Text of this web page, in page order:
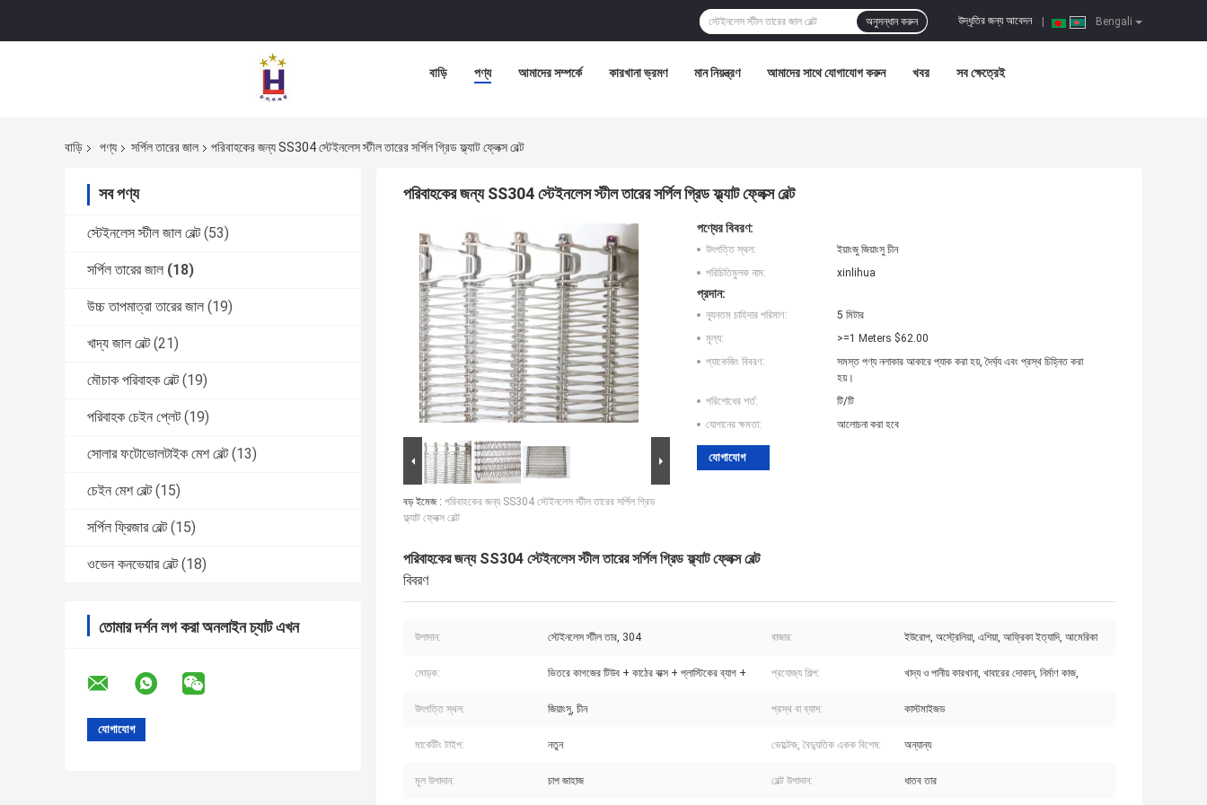
Bengali
উদ্ধৃতির জন্য আবেদন
অনুসন্ধান করুন
বাড়ি পণ্য আমাদের সম্পর্কে কারখানা ভ্রমণ মান নিয়ন্ত্রণ আমাদের সাথে যোগাযোগ করুন খবর সব ক্ষেত্রেই
বাড়ি পণ্য সর্পিল তারের জাল পরিবাহকের জন্য SS304 স্টেইনলেস স্টীল তারের সর্পিল গ্রিড ফ্ল্যাট ফ্লেক্স বেল্ট
সব পণ্য
স্টেইনলেস স্টীল জাল বেল্ট (53)
সর্পিল তারের জাল (18)
উচ্চ তাপমাত্রা তারের জাল (19)
খাদ্য জাল বেল্ট (21)
মৌচাক পরিবাহক বেল্ট (19)
পরিবাহক চেইন প্লেট (19)
সোলার ফটোভোলটাইক মেশ বেল্ট (13)
চেইন মেশ বেল্ট (15)
সর্পিল ফ্রিজার বেল্ট (15)
ওভেন কনভেয়ার বেল্ট (18)
তোমার দর্শন লগ করা অনলাইন চ্যাট এখন
পরিবাহকের জন্য SS304 স্টেইনলেস স্টীল তারের সর্পিল গ্রিড ফ্ল্যাট ফ্লেক্স বেল্ট
বড় ইমেজ : পরিবাহকের জন্য SS304 স্টেইনলেস স্টীল তারের সর্পিল গ্রিড
ফ্ল্যাট ফ্লেক্স বেল্ট
পণ্যের বিবরণ:
উৎপত্তি স্থল:
ইয়াংজু জিয়াংসু চীন
পরিচিতিমুলক নাম:
xinlihua
প্রদান:
ন্যূনতম চাহিদার পরিমাণ:
5 মিটার
মূল্য:
>=1 Meters $62.00
প্যাকেজিং বিবরণ:
সমস্ত পণ্য নলাকার আকারে প্যাক করা হয়, দৈর্ঘ্য এবং প্রস্থ চিহ্নিত করা
হয়।
পরিশোধের শর্ত:
টি/টি
যোগানের ক্ষমতা:
আলোচনা করা হবে
যোগাযোগ
পরিবাহকের জন্য SS304 স্টেইনলেস স্টীল তারের সর্পিল গ্রিড ফ্ল্যাট ফ্লেক্স বেল্ট
বিবরণ
উপাদান: স্টেইনলেস স্টীল তার, 304 বাজার: ইউরোপ, অস্ট্রেলিয়া, এশিয়া, আফ্রিকা ইত্যাদি, আমেরিকা
মোড়ক: ভিতরে কাগজের টিউব + কাঠের বাক্স + প্লাস্টিকের ব্যাগ + প্রযোজ্য শিল্প: খাদ্য ও পানীয় কারখানা, খাবারের দোকান, নির্মাণ কাজ,
উৎপত্তি স্থল: জিয়াংসু, চীন প্রস্থ বা ব্যাস: কাস্টমাইজড
মার্কেটিং টাইপ: নতুন ভোল্টেজ, বৈদ্যুতিক একক বিশেষ: অন্যান্য
মূল উপাদান: চাপ জাহাজ বেল্ট উপাদান: ধাতব তার